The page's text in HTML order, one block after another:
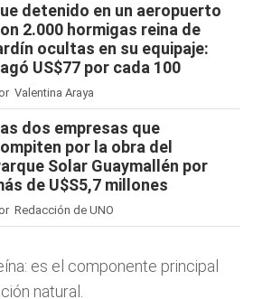
detenido en un aeropuerto
2.000 hormigas reina de
ocultas en su equipaje:
US$77 por cada 100
Valentina Araya
dos empresas que
por la obra del
Solar Guaymallén por
de U$S5,7 millones
Redacción de UNO
es el componente principal
natural.